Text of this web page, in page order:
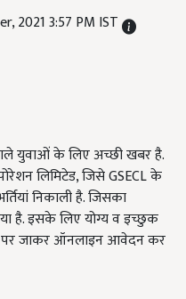
2021 3:57 PM IST
युवाओं के लिए अच्छी खबर है.
लिमिटेड, जिसे GSECL के
निकाली है. जिसका
है. इसके लिए योग्य व इच्छुक
पर जाकर ऑनलाइन आवेदन कर